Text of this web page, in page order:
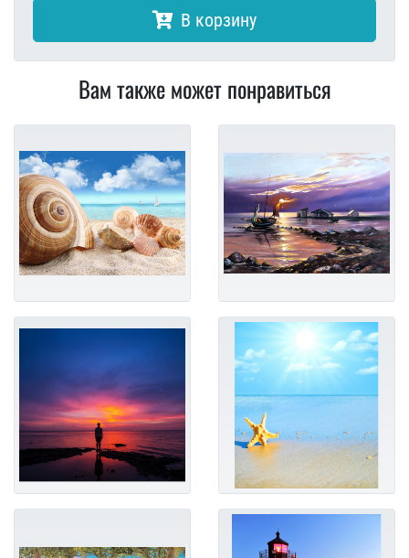
В корзину
Вам также может понравиться